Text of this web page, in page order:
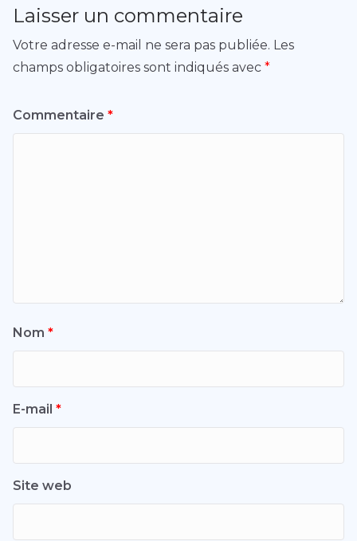
Laisser un commentaire
Votre adresse e-mail ne sera pas publiée. Les
champs obligatoires sont indiqués avec *
Commentaire *
Nom *
E-mail *
Site web